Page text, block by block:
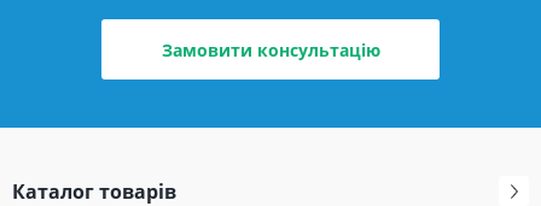
Замовити консультацію
Каталог товарів